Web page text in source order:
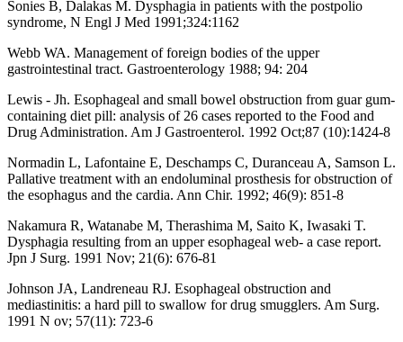
Sonies B, Dalakas M. Dysphagia in patients with the postpolio
syndrome, N Engl J Med 1991;324:1162
Webb WA. Management of foreign bodies of the upper
gastrointestinal tract. Gastroenterology 1988; 94: 204
Lewis - Jh. Esophageal and small bowel obstruction from guar gum-
containing diet pill: analysis of 26 cases reported to the Food and
Drug Administration. Am J Gastroenterol. 1992 Oct;87 (10):1424-8
Normadin L, Lafontaine E, Deschamps C, Duranceau A, Samson L.
Pallative treatment with an endoluminal prosthesis for obstruction of
the esophagus and the cardia. Ann Chir. 1992; 46(9): 851-8
Nakamura R, Watanabe M, Therashima M, Saito K, Iwasaki T.
Dysphagia resulting from an upper esophageal web- a case report.
Jpn J Surg. 1991 Nov; 21(6): 676-81
Johnson JA, Landreneau RJ. Esophageal obstruction and
mediastinitis: a hard pill to swallow for drug smugglers. Am Surg.
1991 N ov; 57(11): 723-6